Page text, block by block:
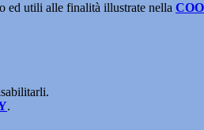
ed utili alle finalità illustrate nella
.